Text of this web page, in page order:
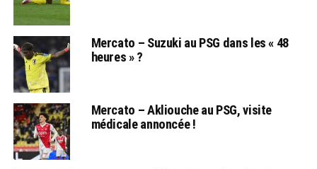
Mercato – Suzuki au PSG dans les « 48
heures » ?
Mercato – Akliouche au PSG, visite
médicale annoncée !